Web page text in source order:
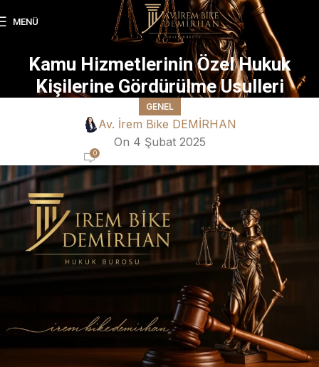
MENÜ
Kamu Hizmetlerinin Özel Hukuk
Kişilerine Gördürülme Usulleri
GENEL
Av. İrem Bike DEMİRHAN
On 4 Şubat 2025
0